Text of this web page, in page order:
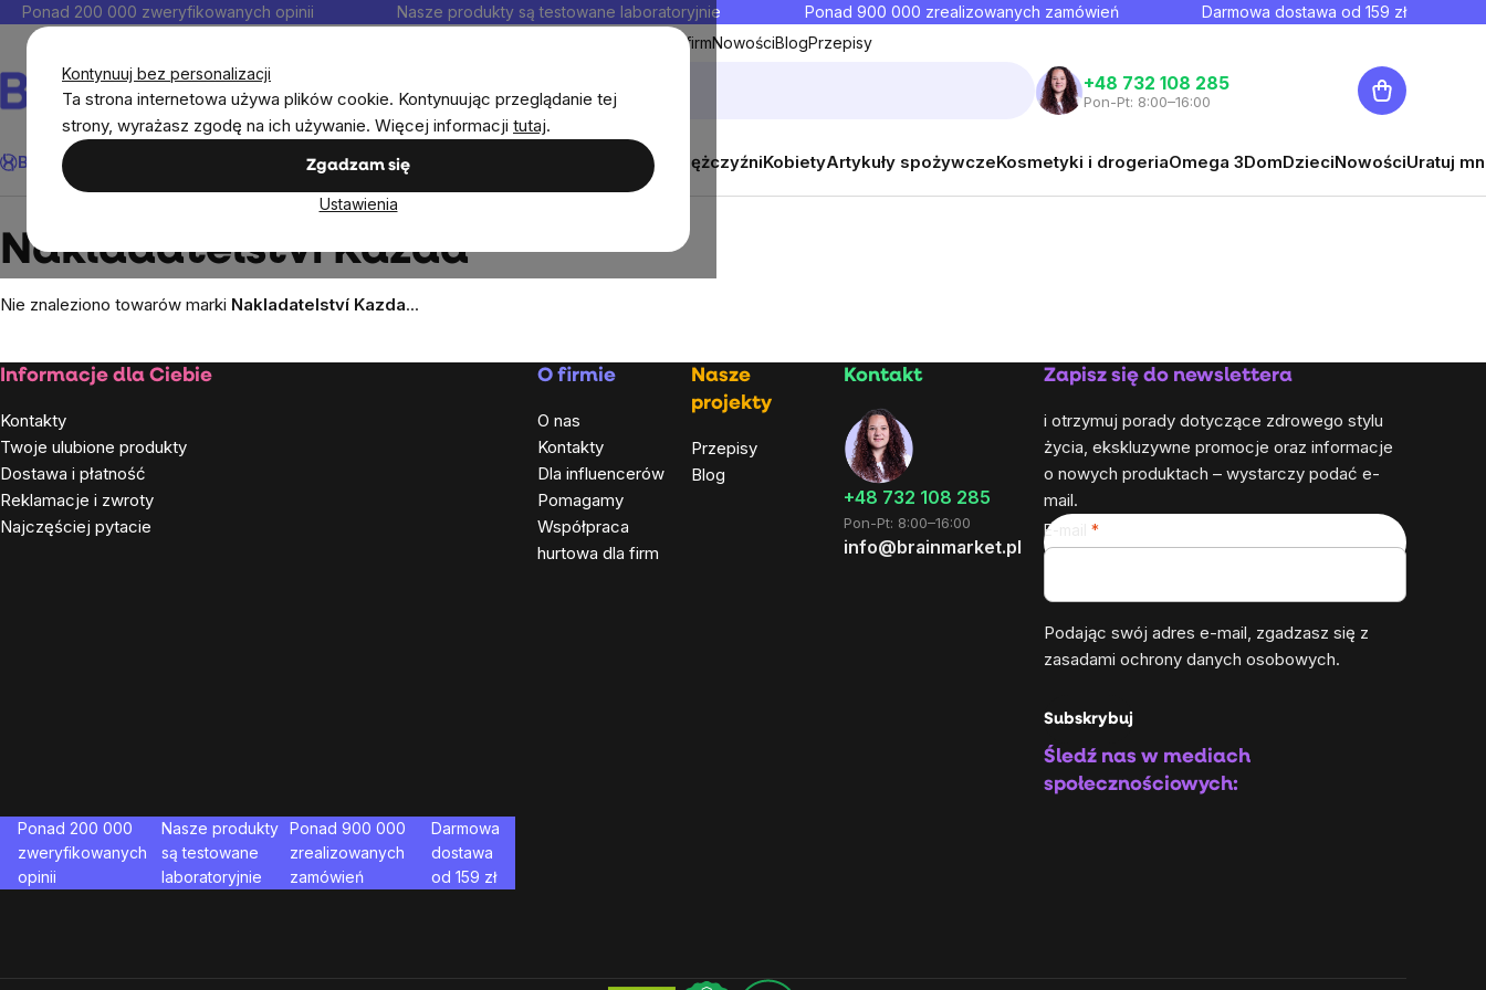
Kontynuuj bez personalizacji
Ta strona internetowa używa plików cookie. Kontynuując przeglądanie tej
strony, wyrażasz zgodę na ich używanie. Więcej informacji tutaj.
Zgadzam się
Ustawienia
Przejść
Ponad 200 000 zweryfikowanych opinii Nasze produkty są testowane laboratoryjnie Ponad 900 000 zrealizowanych zamówień Darmowa dostawa od 159 zł
Współpraca hurtowa dla firmNowościBlogPrzepisy
Szukaj
+48 732 108 285
Pon-Pt: 8:00–16:00
Koszyk
BrainMax® PromocjaCeleSuplementy diety Zestawy promocyjne MężczyźniKobietyArtykuły spożywczeKosmetyki i drogeriaOmega 3DomDzieciNowościUratuj
Nakladatelství Kazda
Nakladatelství Kazda
Nie znaleziono towarów marki Nakladatelství Kazda...
Stopka
Informacje dla Ciebie
Kontakty
Twoje ulubione produkty
Dostawa i płatność
Reklamacje i zwroty
Najczęściej pytacie
O firmie
O nas
Kontakty
Dla influencerów
Pomagamy
Współpraca
hurtowa dla firm
Nasze
projekty
Przepisy
Blog
Kontakt
+48 732 108 285
Pon-Pt: 8:00–16:00
info@brainmarket.pl
Zapisz się do newslettera
i otrzymuj porady dotyczące zdrowego stylu
życia, ekskluzywne promocje oraz informacje
o nowych produktach – wystarczy podać e-
mail.
E-mail
Podając swój adres e-mail, zgadzasz się z
zasadami ochrony danych osobowych.
Subskrybuj
Śledź nas w mediach
społecznościowych:
Ponad 200 000
zweryfikowanych
opinii
Nasze produkty
są testowane
laboratoryjnie
Ponad 900 000
zrealizowanych
zamówień
Darmowa
dostawa
od 159 zł